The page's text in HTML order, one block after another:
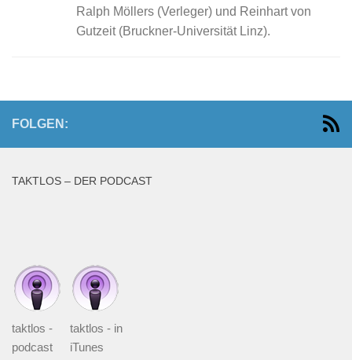
Ralph Möllers (Verleger) und Reinhart von
Gutzeit (Bruckner-Universität Linz).
FOLGEN:
TAKTLOS – DER PODCAST
taktlos -
podcast
taktlos - in
iTunes